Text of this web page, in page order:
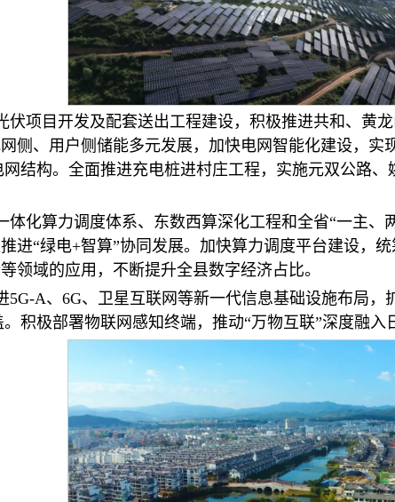
伏项目开发及配套送出工程建设，积极推进共和、黄
侧、用户侧储能多元发展，加快电网智能化建设，实
结构。全面推进充电桩进村庄工程，实施元双公路
体化算力调度体系、东数西算深化工程和全省“一主、
进“绿电+智算”协同发展。加快算力调度平台建设，
领域的应用，不断提升全县数字经济占比。
5G-A、6G、卫星互联网等新一代信息基础设施布局
积极部署物联网感知终端，推动“万物互联”深度融入